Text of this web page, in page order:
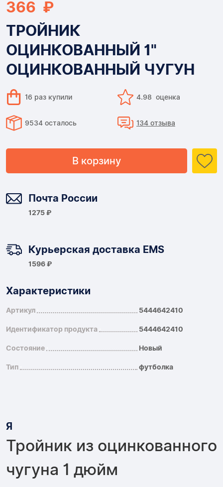
366 ₽
ТРОЙНИК
ОЦИНКОВАННЫЙ 1"
ОЦИНКОВАННЫЙ ЧУГУН
16 раз купили 4.98 оценка
9534 осталось 134 отзыва
В корзину
Почта России
1275 ₽
Курьерская доставка EMS
1596 ₽
Характеристики
Артикул 5444642410
Идентификатор продукта 5444642410
Состояние Новый
Тип футболка
Я
Тройник из оцинкованного
чугуна 1 дюйм